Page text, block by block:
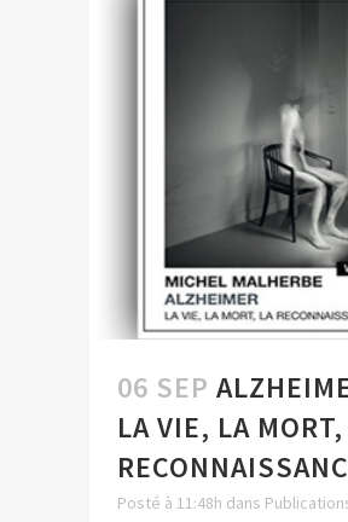
06 SEP
LA VIE, LA
Posté à 11:48h dans